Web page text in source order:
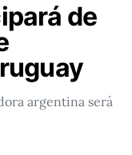
de
argentina será